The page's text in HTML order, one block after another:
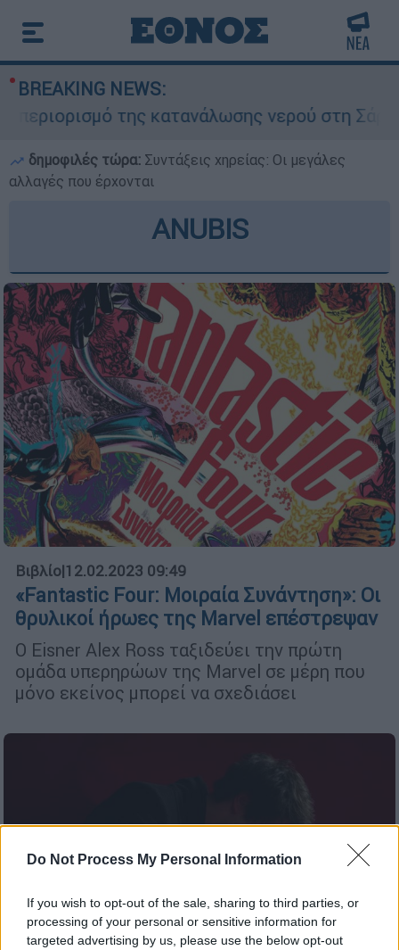
Do Not Process My Personal Information
If you wish to opt-out of the sale, sharing to third parties, or
processing of your personal or sensitive information for
targeted advertising by us, please use the below opt-out
BREAKING NEWS:
της κατανάλωσης νερού στη Σάρτη
δημοφιλές τώρα: Συντάξεις χηρείας: Οι μεγάλες
αλλαγές που έρχονται
ANUBIS
Βιβλίο|12.02.2023 09:49
«Fantastic Four: Μοιραία Συνάντηση»: Οι
θρυλικοί ήρωες της Marvel επέστρεψαν
Ο Eisner Alex Ross ταξιδεύει την πρώτη
ομάδα υπερηρώων της Marvel σε μέρη που
μόνο εκείνος μπορεί να σχεδιάσει